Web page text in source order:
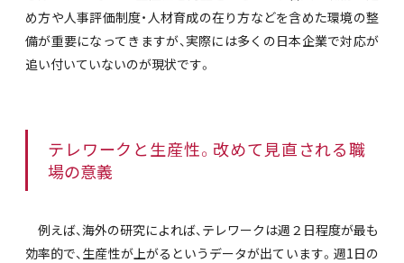
め方や人事評価制度・人材育成の在り方などを含めた環境の整
備が重要になってきますが、実際には多くの日本企業で対応が
追い付いていないのが現状です。
テレワークと生産性。改めて見直される職
場の意義
例えば、海外の研究によれば、テレワークは週２日程度が最も
効率的で、生産性が上がるというデータが出ています。週1日の